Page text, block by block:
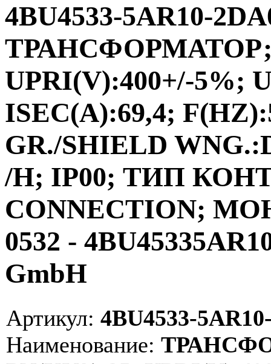
4BU4533-5AR10-
UPRI(V):400+/-5%;
ISEC(A):69,4;
GR./SHIELD
/H; IP00; ТИП
CONNECTION;
0532 -
GmbH
Артикул: 4BU4533-
Наименование: